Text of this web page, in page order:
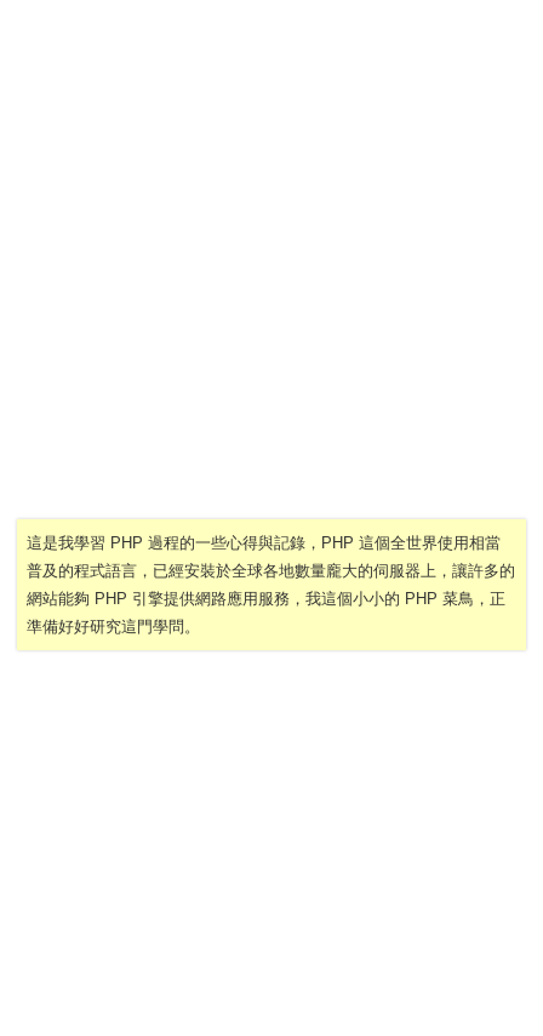
這是我學習 PHP 過程的一些心得與記錄，PHP 這個全世界使用相當
普及的程式語言，已經安裝於全球各地數量龐大的伺服器上，讓許多的
網站能夠 PHP 引擎提供網路應用服務，我這個小小的 PHP 菜鳥，正
準備好好研究這門學問。